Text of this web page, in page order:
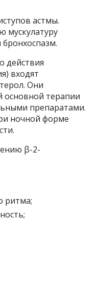
астмы.
мускулатуру
действия
входят
Они
основной терапии
препаратами.
ночной форме
β-2-
ритма;